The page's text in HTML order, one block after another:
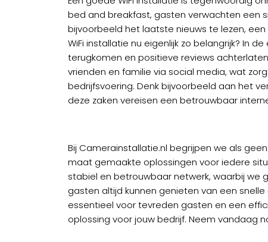
bed and breakfast, gasten verwachten een
bijvoorbeeld het laatste nieuws te lezen,
WiFi installatie nu eigenlijk zo belangrijk? In
terugkomen en positieve reviews
vrienden en familie via social media, wat
bedrijfsvoering. Denk bijvoorbeeld aan het
deze zaken vereisen een betrouwbaar
Bij Camerainstallatie.nl begrijpen we als
maat gemaakte oplossingen voor iedere
stabiel en betrouwbaar netwerk, waarbij we
gasten altijd kunnen genieten van een
essentieel voor tevreden gasten en een
oplossing voor jouw bedrijf. Neem vandaag